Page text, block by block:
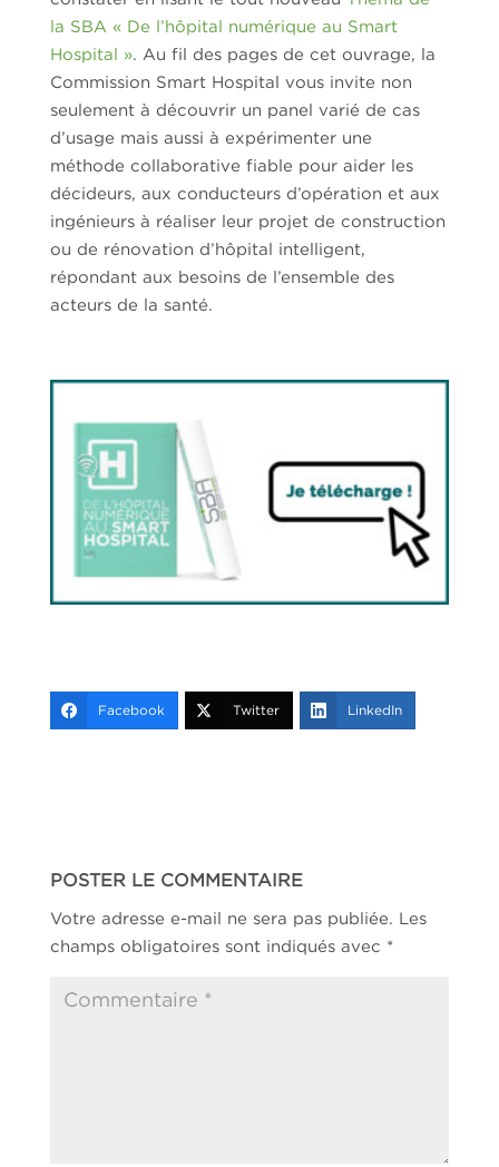
la SBA « De l’hôpital numérique au Smart
Hospital ». Au fil des pages de cet ouvrage, la
Commission Smart Hospital vous invite non
seulement à découvrir un panel varié de cas
d’usage mais aussi à expérimenter une
méthode collaborative fiable pour aider les
décideurs, aux conducteurs d’opération et aux
ingénieurs à réaliser leur projet de construction
ou de rénovation d’hôpital intelligent,
répondant aux besoins de l’ensemble des
acteurs de la santé.
Facebook Twitter LinkedIn
POSTER LE COMMENTAIRE
Votre adresse e-mail ne sera pas publiée.
Les
champs obligatoires sont indiqués avec *